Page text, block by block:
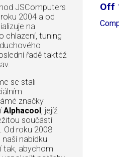
JSComputers
2004 a od
na
chlazení, tuning
řadě taktéž
se stali
značky
Alphacool, jejíž
součástí
Od roku 2008
nabídku
tak, abychom
Off